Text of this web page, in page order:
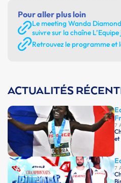
Pour aller plus loin
Le meeting Wanda
suivre sur la chaîne
Retrouvez le programme et
ACTUALITÉS
7
et
7